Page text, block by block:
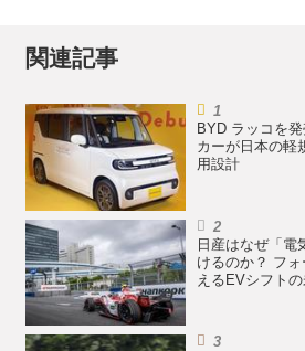
関連記事
BYD ラッコを
カーが日本の軽
用設計
日産はなぜ「電
けるのか？ フ
えるEVシフト